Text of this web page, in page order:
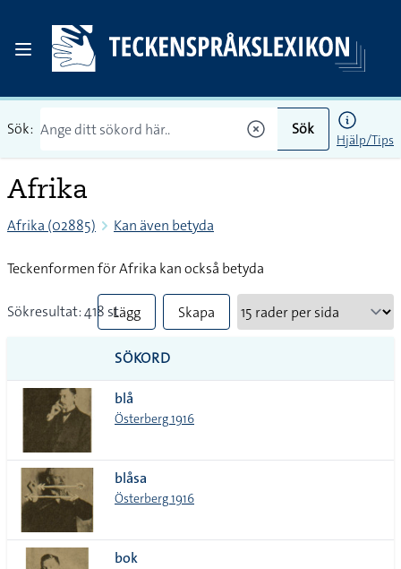
Sök: Sök
Hjälp/Tips
Afrika
Afrika (02885) Kan även betyda
Teckenformen för Afrika kan också betyda
Sökresultat: 418 stLägg
till
alla i
lista
Skapa
SÖKORD
blå
Österberg 1916
blåsa
Österberg 1916
bok